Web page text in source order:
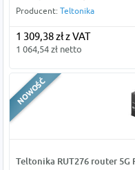
Producent: Teltonika
1 309,38 zł z VAT
1 064,54 zł netto
Teltonika RUT276 router 5G